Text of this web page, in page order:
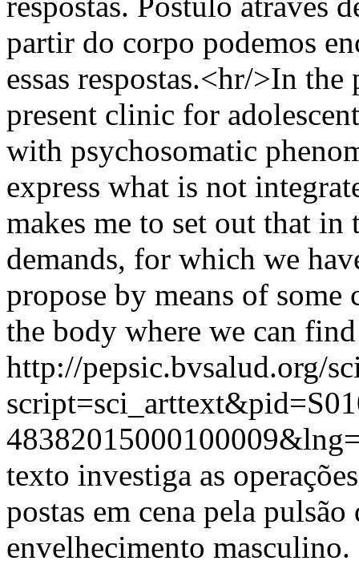
partir do corpo podemos
essas respostas.<hr/>In
present clinic for
with psychosomatic
express what is not
makes me to set out that
demands, for which we
propose by means of
the body where we can
http://pepsic.bvsalud.org/
texto investiga as
postas em cena pela
envelhecimento